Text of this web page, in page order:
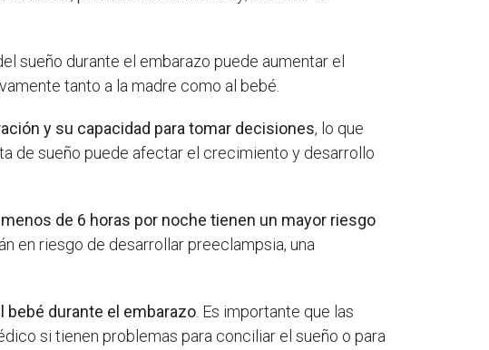
sueño durante el embarazo puede aumentar el
tanto a la madre como al bebé.
y su capacidad para tomar decisiones, lo que
de sueño puede afectar el crecimiento y desarrollo
de 6 horas por noche tienen un mayor riesgo
en riesgo de desarrollar preeclampsia, una
bebé durante el embarazo . Es importante que las
si tienen problemas para conciliar el sueño o para